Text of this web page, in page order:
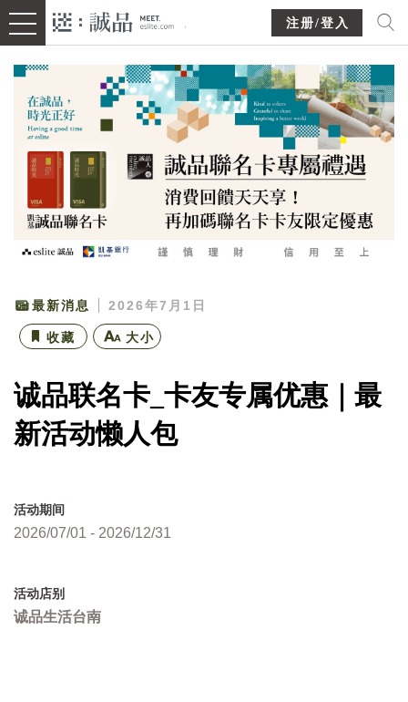
注册/登入
最新消息 2026年7月1日
收藏 大小
诚品联名卡_卡友专属优惠｜最
新活动懒人包
活动期间
2026/07/01 - 2026/12/31
活动店别
诚品生活台南